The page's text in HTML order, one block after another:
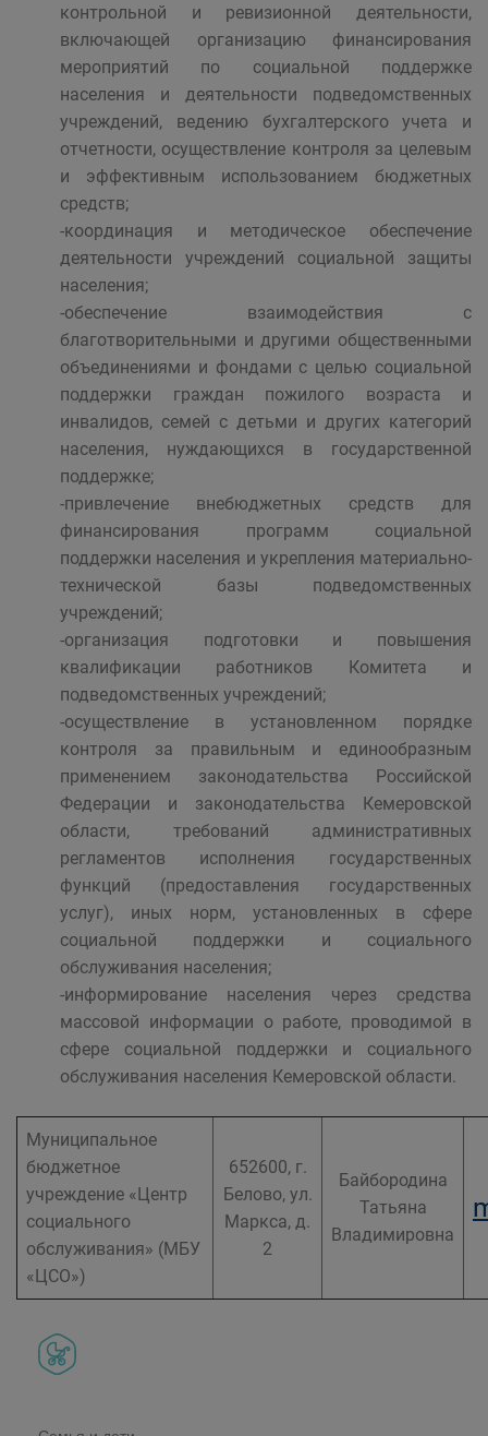
контрольной и ревизионной деятельности,
включающей организацию финансирования
мероприятий по социальной поддержке
населения и деятельности подведомственных
учреждений, ведению бухгалтерского учета и
отчетности, осуществление контроля за целевым
и эффективным использованием бюджетных
средств;
-координация и методическое обеспечение
деятельности учреждений социальной защиты
населения;
-обеспечение взаимодействия с
благотворительными и другими общественными
объединениями и фондами с целью социальной
поддержки граждан пожилого возраста и
инвалидов, семей с детьми и других категорий
населения, нуждающихся в государственной
поддержке;
-привлечение внебюджетных средств для
финансирования программ социальной
поддержки населения и укрепления материально-
технической базы подведомственных
учреждений;
-организация подготовки и повышения
квалификации работников Комитета и
подведомственных учреждений;
-осуществление в установленном порядке
контроля за правильным и единообразным
применением законодательства Российской
Федерации и законодательства Кемеровской
области, требований административных
регламентов исполнения государственных
функций (предоставления государственных
услуг), иных норм, установленных в сфере
социальной поддержки и социального
обслуживания населения;
-информирование населения через средства
массовой информации о работе, проводимой в
сфере социальной поддержки и социального
обслуживания населения Кемеровской области.
Муниципальное
бюджетное
учреждение «Центр
социального
обслуживания» (МБУ
«ЦСО»)
652600, г.
Белово, ул.
Маркса, д.
2
Байбородина
Татьяна
Владимировна